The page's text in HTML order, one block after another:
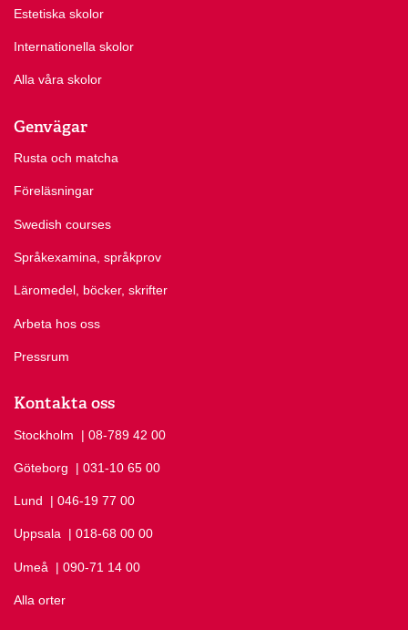
Estetiska skolor
Internationella skolor
Alla våra skolor
Genvägar
Rusta och matcha
Föreläsningar
Swedish courses
Språkexamina, språkprov
Läromedel, böcker, skrifter
Arbeta hos oss
Pressrum
Kontakta oss
Stockholm Ring Stockholm på
| 08-789 42 00
Göteborg Ring Göteborg på
| 031-10 65 00
Lund Ring Lund på
| 046-19 77 00
Uppsala Ring Uppsala på
| 018-68 00 00
Umeå Ring Umeå på
| 090-71 14 00
Alla orter